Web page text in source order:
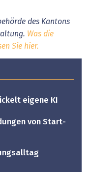
des Kantons
Was die
Sie hier.
eigene KI
von Start-